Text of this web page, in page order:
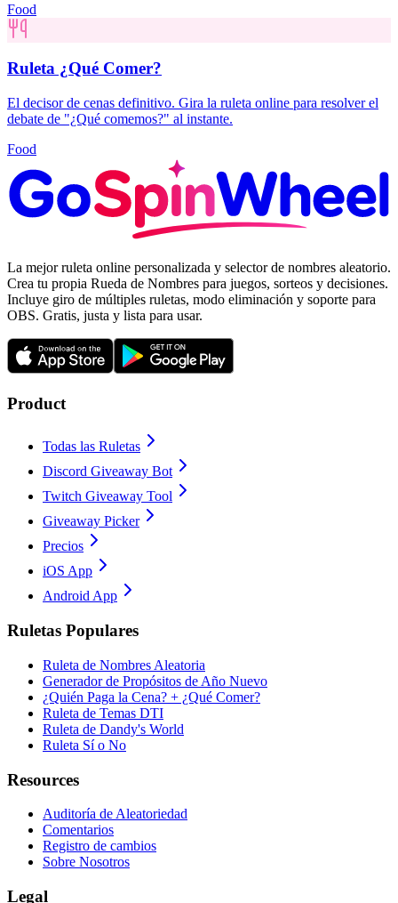
Food
Ruleta ¿Qué Comer?
El decisor de cenas definitivo. Gira la ruleta online para resolver el
debate de "¿Qué comemos?" al instante.
Food
La mejor ruleta online personalizada y selector de nombres aleatorio.
Crea tu propia Rueda de Nombres para juegos, sorteos y decisiones.
Incluye giro de múltiples ruletas, modo eliminación y soporte para
OBS. Gratis, justa y lista para usar.
Product
Todas las Ruletas
Discord Giveaway Bot
Twitch Giveaway Tool
Giveaway Picker
Precios
iOS App
Android App
Ruletas Populares
Ruleta de Nombres Aleatoria
Generador de Propósitos de Año Nuevo
¿Quién Paga la Cena? + ¿Qué Comer?
Ruleta de Temas DTI
Ruleta de Dandy's World
Ruleta Sí o No
Resources
Auditoría de Aleatoriedad
Comentarios
Registro de cambios
Sobre Nosotros
Legal